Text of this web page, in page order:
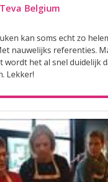
Belgium
kan soms echt zo
nauwelijks referenties.
wordt het al snel duidelijk
Lekker!